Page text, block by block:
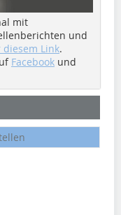
mit
und
diesem Link.
Facebook und